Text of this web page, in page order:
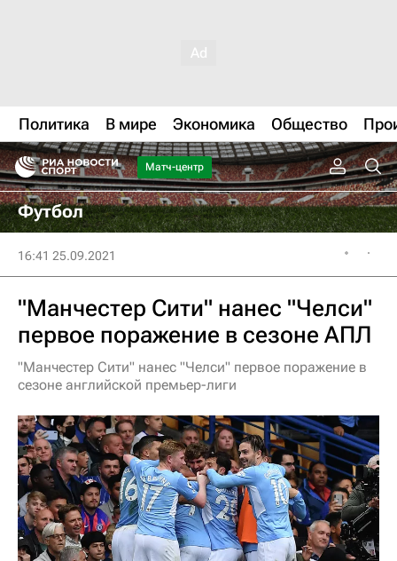
Политика В мире Экономика Общество
Матч-центр
Футбол
16:41 25.09.2021
"Манчестер Сити" нанес "Челси"
первое поражение в сезоне АПЛ
"Манчестер Сити" нанес "Челси" первое поражение в
сезоне английской премьер-лиги